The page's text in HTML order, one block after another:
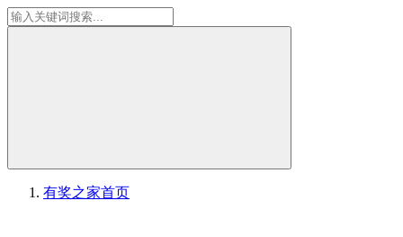
有奖之家首页